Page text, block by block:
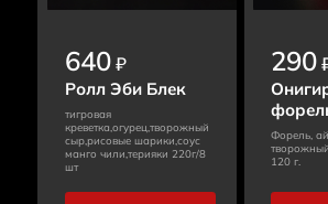
640₽
Ролл Эби Блек
тигровая
креветка,огурец,творожный
сыр,рисовые шарики,соус
манго чили,терияки 220г/8
шт
290
Форель,
120 г.